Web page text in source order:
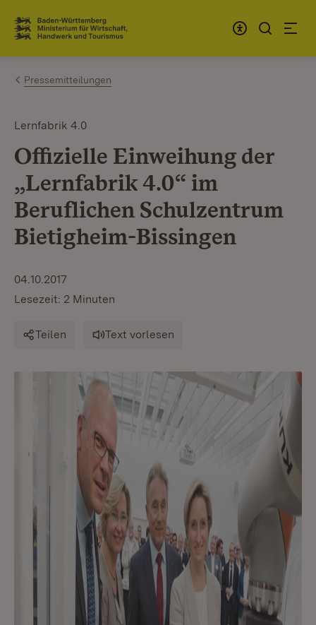
Zum Inhalt springen
Link zur Startseite
Pressemitteilungen
Lernfabrik 4.0
Offizielle Einweihung der
„Lernfabrik 4.0“ im
Beruflichen Schulzentrum
Bietigheim-Bissingen
04.10.2017
Lesezeit: 2 Minuten
Teilen Text vorlesen